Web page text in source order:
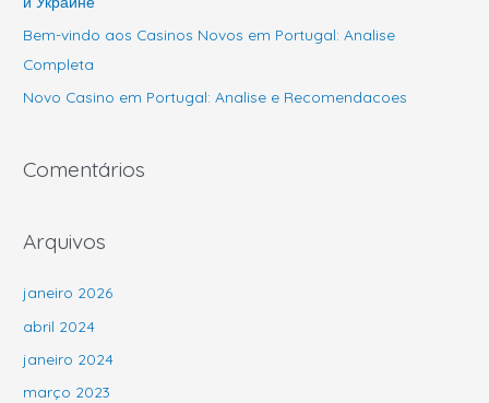
p
o
r
:
Bem-vindo aos Casinos Novos em Portugal: Analise
Completa
Novo Casino em Portugal: Analise e Recomendacoes
Comentários
Arquivos
janeiro 2026
abril 2024
janeiro 2024
março 2023